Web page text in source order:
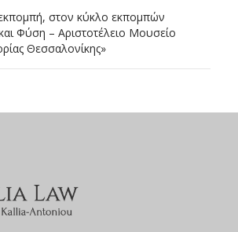
στον κύκλο εκπομπών
Φύση – Αριστοτέλειο Μουσείο
Θεσσαλονίκης»